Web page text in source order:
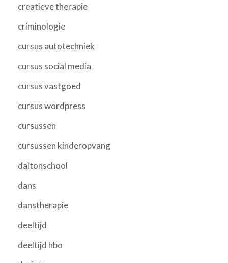
creatieve therapie
criminologie
cursus autotechniek
cursus social media
cursus vastgoed
cursus wordpress
cursussen
cursussen kinderopvang
daltonschool
dans
danstherapie
deeltijd
deeltijd hbo